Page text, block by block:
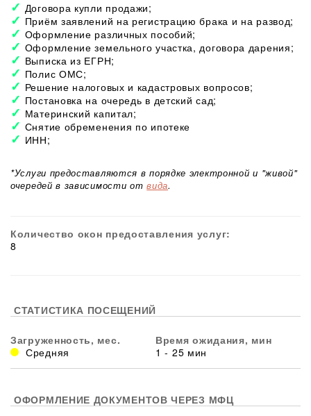
Договора купли продажи;
Приём заявлений на регистрацию брака и на развод;
Оформление различных пособий;
Оформление земельного участка, договора дарения;
Выписка из ЕГРН;
Полис ОМС;
Решение налоговых и кадастровых вопросов;
Постановка на очередь в детский сад;
Материнский капитал;
Снятие обременения по ипотеке
ИНН;
*Услуги предоставляются в порядке электронной и "живой"
очередей в зависимости отвида.
Количество окон предоставления услуг:
8
СТАТИСТИКА ПОСЕЩЕНИЙ
Загруженность, мес.
Средняя
Время ожидания, мин
1 - 25 мин
ОФОРМЛЕНИЕ ДОКУМЕНТОВ ЧЕРЕЗ МФЦ